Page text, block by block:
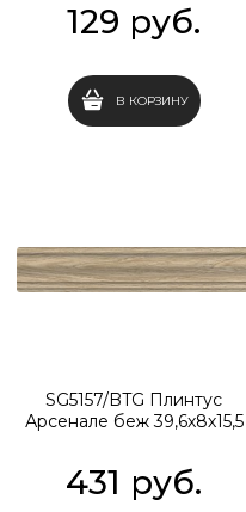
129 руб.
В КОРЗИНУ
SG5157/BTG Плинтус
Арсенале беж 39,6х8х15,5
431 руб.